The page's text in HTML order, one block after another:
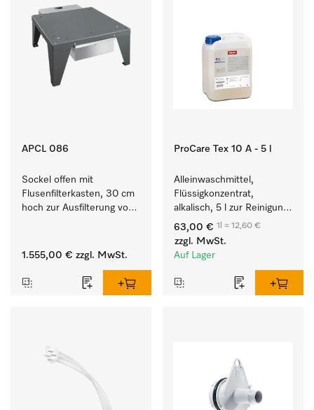
APCL 086
Sockel offen mit
Flusenfilterkasten, 30 cm
hoch zur Ausfilterung von
1.555,00 € zzgl. MwSt.
ProCare Tex 10 A - 5 l
Alleinwaschmittel,
Flüssigkonzentrat,
alkalisch, 5 l zur Reinigung
weißer Textilien und
farbechter Buntwäsche.
63,00 € 1l = 12,60 €
zzgl. MwSt.
Auf Lager